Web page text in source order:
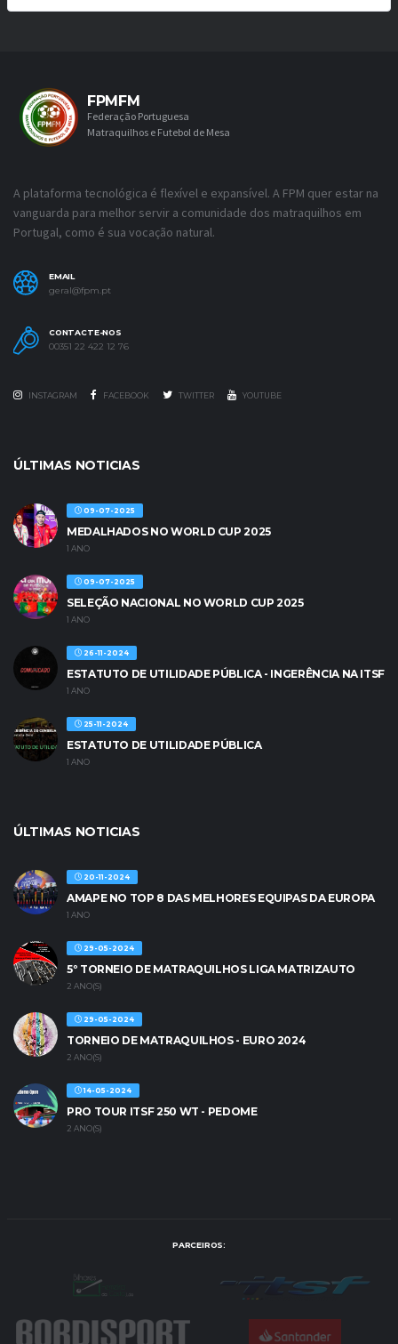
FPMFM
Federação Portuguesa
Matraquilhos e Futebol de Mesa
A plataforma tecnológica é flexível e expansível. A FPM quer estar na
vanguarda para melhor servir a comunidade dos matraquilhos em
Portugal, como é sua vocação natural.
EMAIL
geral@fpm.pt
CONTACTE-NOS
00351 22 422 12 76
INSTAGRAM FACEBOOK TWITTER YOUTUBE
ÚLTIMAS NOTICIAS
09-07-2025
MEDALHADOS NO WORLD CUP 2025
1 ANO
09-07-2025
SELEÇÃO NACIONAL NO WORLD CUP 2025
1 ANO
26-11-2024
ESTATUTO DE UTILIDADE PÚBLICA - INGERÊNCIA NA ITSF
1 ANO
25-11-2024
ESTATUTO DE UTILIDADE PÚBLICA
1 ANO
ÚLTIMAS NOTICIAS
20-11-2024
AMAPE NO TOP 8 DAS MELHORES EQUIPAS DA EUROPA
1 ANO
29-05-2024
5º TORNEIO DE MATRAQUILHOS LIGA MATRIZAUTO
2 ANO(S)
29-05-2024
TORNEIO DE MATRAQUILHOS - EURO 2024
2 ANO(S)
14-05-2024
PRO TOUR ITSF 250 WT - PEDOME
2 ANO(S)
PARCEIROS: